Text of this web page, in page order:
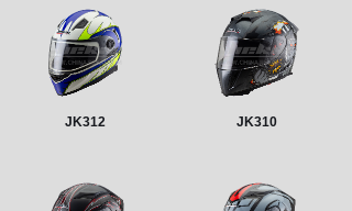
JK312 JK310